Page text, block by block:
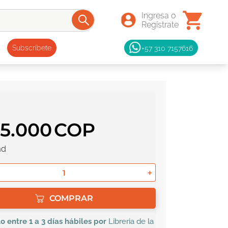
Subscríbete +57 310 7157616
.000
＋
COMPRAR
entre 1 a 3 días hábiles por Libreria de la